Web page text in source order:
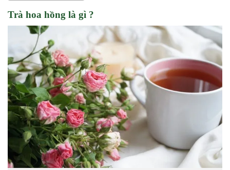
Trà hoa hồng là gì ?